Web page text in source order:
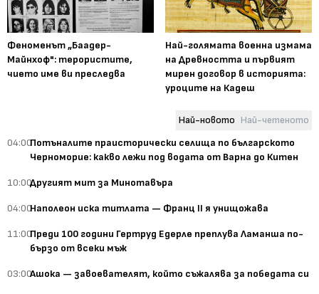
Феноменът „Баадер-
Майнхоф": терористите,
чието име ви преследва
Най-голямата военна измама
на Древността и първият
мирен договор в историята:
уроците на Кадеш
Най-новото Най-четеното
04:00Потъналите праисторически селища по българското
Черноморие: какво лежи под водата от Варна до Китен
10:00Другият мит за Минотавъра
04:00Наполеон иска титлата — Франц II я унищожава
11:00Преди 100 години Гертруд Едерле преплува Ламанша по-
бързо от всеки мъж
03:00Ашока — завоевателят, който съжалява за победата си